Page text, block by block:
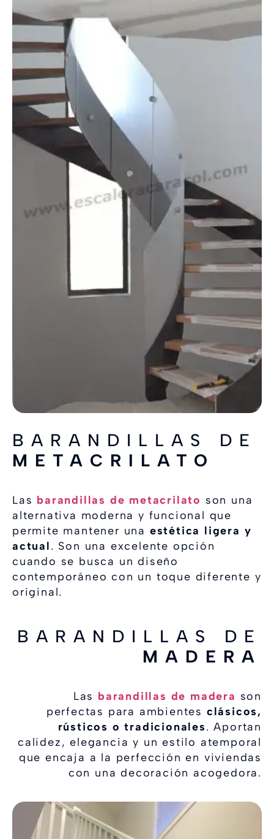
BARANDILLAS DE
METACRILATO
Las barandillas de metacrilato son una
alternativa moderna y funcional que
permite mantener una estética ligera y
actual. Son una excelente opción
cuando se busca un diseño
contemporáneo con un toque diferente y
original.
BARANDILLAS DE
MADERA
Las barandillas de madera son
perfectas para ambientes clásicos,
rústicos o tradicionales. Aportan
calidez, elegancia y un estilo atemporal
que encaja a la perfección en viviendas
con una decoración acogedora.